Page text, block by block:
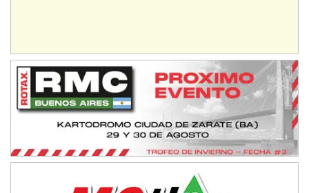
Humboldt (Santa Fe)
NORESTE SANTAFESINO - F6
Ciudad de Avellaneda (Asfalto)
Avellaneda (Santa Fe)
SUR SANTAFESINO - F4
José Samuel Sánchez (Tierra)
TUCUMANO - F5